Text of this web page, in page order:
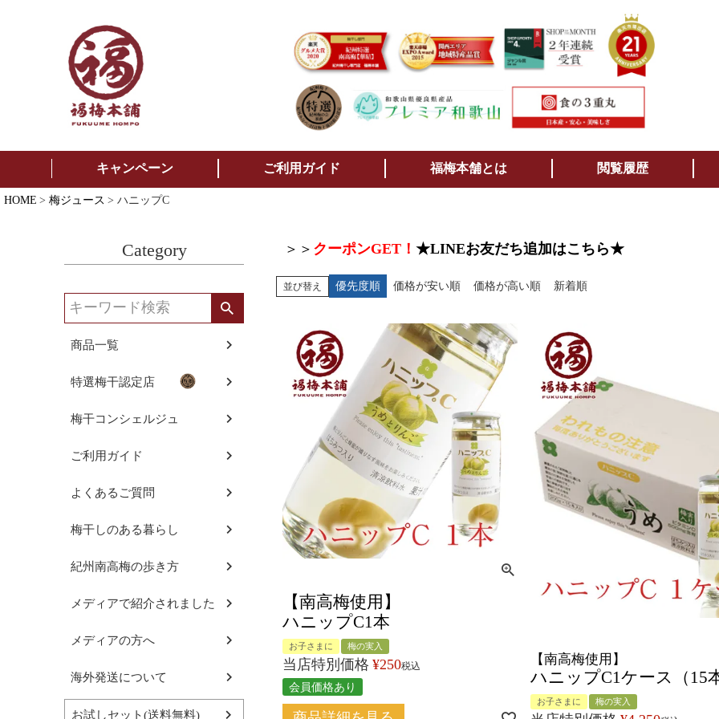
検索
キャンペーン ご利用ガイド 福梅本舗とは 閲覧履歴
HOME 梅ジュース ハニップC
Category
商品一覧
特選梅干認定店
梅干コンシェルジュ
ご利用ガイド
よくあるご質問
梅干しのある暮らし
紀州南高梅の歩き方
メディアで紹介されました
メディアの方へ
海外発送について
お試しセット(送料無料)
＞＞ クーポンGET！ ★LINEお友だち追加はこちら★
並び替え 優先度順 価格が安い順 価格が高い順 新着順
【南高梅使用】
ハニップC1本
お子さまに 梅の実入
当店特別価格 ¥250税込
会員価格あり
【南高梅使用】
ハニップC1ケース（15
お子さまに 梅の実入